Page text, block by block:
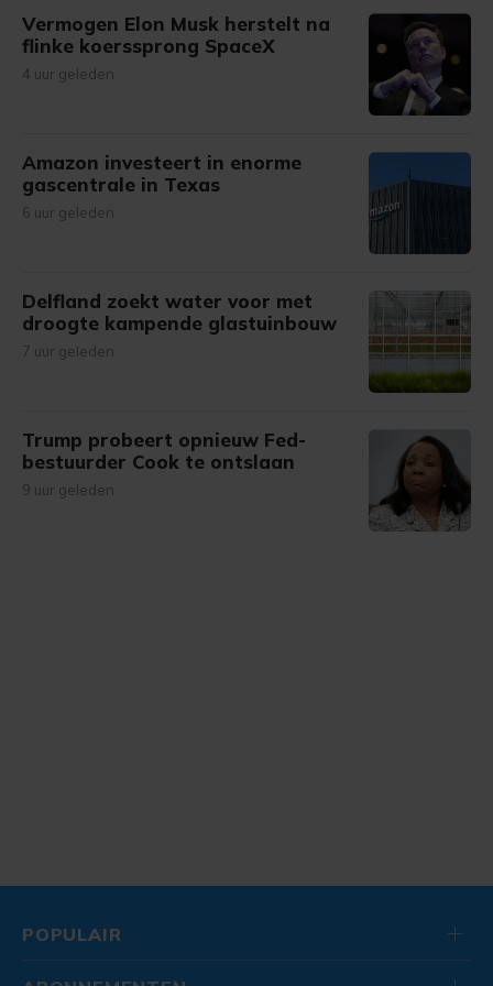
Vermogen Elon Musk herstelt na
flinke koerssprong SpaceX
4 uur geleden
Amazon investeert in enorme
gascentrale in Texas
6 uur geleden
Delfland zoekt water voor met
droogte kampende glastuinbouw
7 uur geleden
Trump probeert opnieuw Fed-
bestuurder Cook te ontslaan
9 uur geleden
POPULAIR